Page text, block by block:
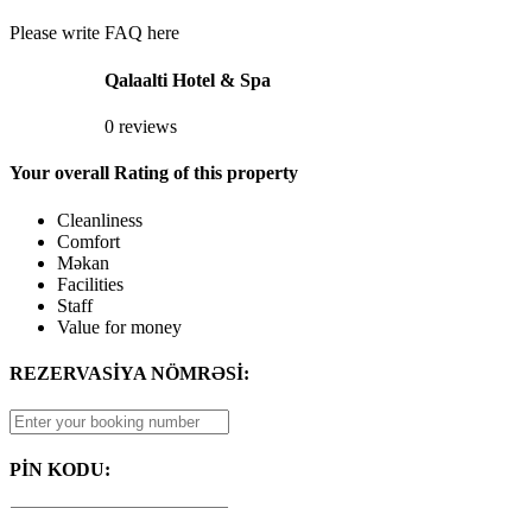
Please write FAQ here
Qalaalti Hotel & Spa
0 reviews
Your overall Rating of this property
Cleanliness
Comfort
Məkan
Facilities
Staff
Value for money
REZERVASİYA NÖMRƏSİ:
PİN KODU: